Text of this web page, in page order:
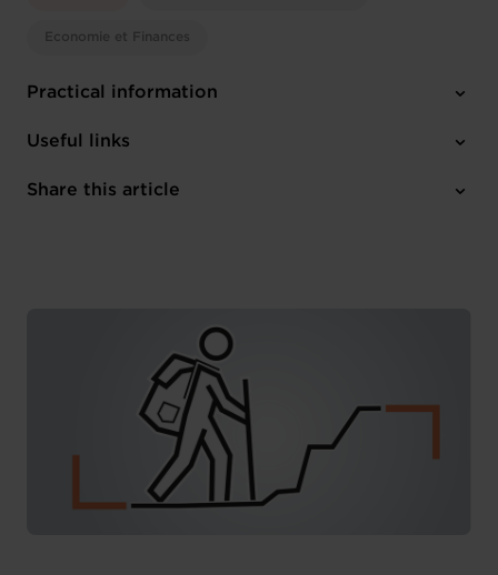
Economie et Finances
Practical information
Thursday 15 May 2025
House of Entrepreneurship
Useful links
Register here
Share this article